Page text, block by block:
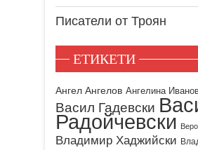
Писатели от Троян
ЕТИКЕТИ
Ангел Ангелов Ангелина
Васил Гадевски
Радойчевски
Владимир Хаджийски